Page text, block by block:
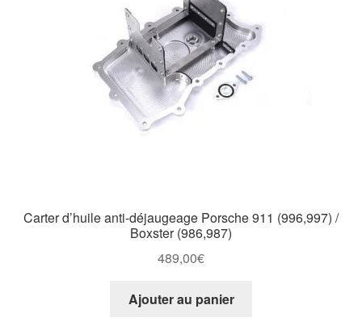
Carter d’huile anti-déjaugeage Porsche 911 (996,997) /
Boxster (986,987)
489,00€
Ajouter au panier